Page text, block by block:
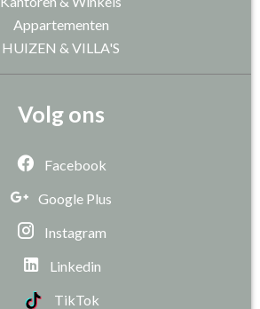
Appartementen
HUIZEN & VILLA'S
Volg ons
Facebook
Google Plus
Instagram
Linkedin
TikTok